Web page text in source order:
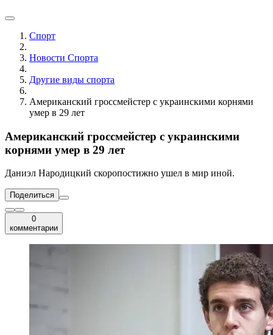
Спорт
Новости Cпорта
Другие виды спорта
Американский гроссмейстер с украинскими корнями
умер в 29 лет
Американский гроссмейстер с украинскими
корнями умер в 29 лет
Даниэл Народицкий скоропостижно ушел в мир иной.
Поделиться
0
комментарии